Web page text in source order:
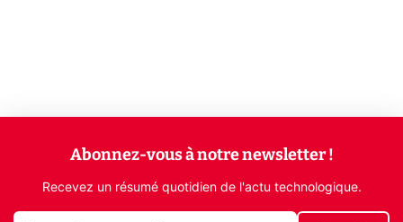
Abonnez-vous à notre newsletter !
Recevez un résumé quotidien de l'actu technologique.